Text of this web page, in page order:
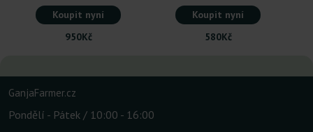
Koupit nyní
950Kč
Koupit nyní
580Kč
GanjaFarmer.cz
Pondělí - Pátek / 10:00 - 16:00